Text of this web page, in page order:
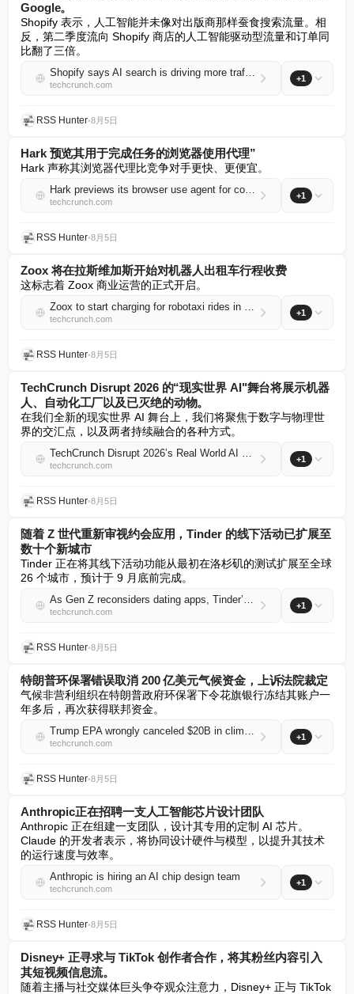
Google。
Shopify 表示，人工智能并未像对出版商那样蚕食搜索流量。相
反，第二季度流向 Shopify 商店的人工智能驱动型流量和订单同
比翻了三倍。
Shopify says AI search is driving more traffic and sales, not replacing Google
techcrunch.com
+1
RSS Hunter•8月5日
Hark 预览其用于完成任务的浏览器使用代理”
Hark 声称其浏览器代理比竞争对手更快、更便宜。
Hark previews its browser use agent for completing tasks
techcrunch.com
+1
RSS Hunter•8月5日
Zoox 将在拉斯维加斯开始对机器人出租车行程收费
这标志着 Zoox 商业运营的正式开启。
Zoox to start charging for robotaxi rides in Las Vegas
techcrunch.com
+1
RSS Hunter•8月5日
TechCrunch Disrupt 2026 的“现实世界 AI"舞台将展示机器
人、自动化工厂以及已灭绝的动物。
在我们全新的现实世界 AI 舞台上，我们将聚焦于数字与物理世
界的交汇点，以及两者持续融合的各种方式。
TechCrunch Disrupt 2026’s Real World AI Stage features robots, automated factories, and extinct animals
techcrunch.com
+1
RSS Hunter•8月5日
随着 Z 世代重新审视约会应用，Tinder 的线下活动已扩展至
数十个新城市
Tinder 正在将其线下活动功能从最初在洛杉矶的测试扩展至全球
26 个城市，预计于 9 月底前完成。
As Gen Z reconsiders dating apps, Tinder’s IRL events expand to dozens more cities
techcrunch.com
+1
RSS Hunter•8月5日
特朗普环保署错误取消 200 亿美元气候资金，上诉法院裁定
气候非营利组织在特朗普政府环保署下令花旗银行冻结其账户一
年多后，再次获得联邦资金。
Trump EPA wrongly canceled $20B in climate funds, appeals court rules
techcrunch.com
+1
RSS Hunter•8月5日
Anthropic正在招聘一支人工智能芯片设计团队
Anthropic 正在组建一支团队，设计其专用的定制 AI 芯片。
Claude 的开发者表示，将协同设计硬件与模型，以提升其技术
的运行速度与效率。
Anthropic is hiring an AI chip design team
techcrunch.com
+1
RSS Hunter•8月5日
Disney+ 正寻求与 TikTok 创作者合作，将其粉丝内容引入
其短视频信息流。
随着主播与社交媒体巨头争夺观众注意力，Disney+ 正与 TikTok